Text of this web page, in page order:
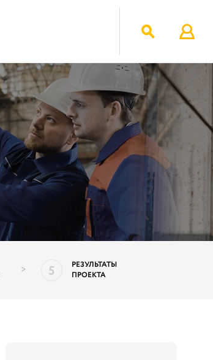
> 5
РЕЗУЛЬТАТЫ
ПРОЕКТА